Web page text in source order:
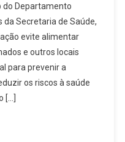
Barueri
Evitar
do Departamento
da Secretaria de Saúde,
evite alimentar
e outros locais
para prevenir a
os riscos à saúde
[…]